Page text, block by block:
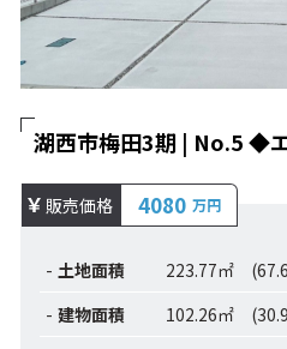
湖西市梅田3期 | No.5 ◆
販売価格 4080 万円
土地面積
223.77㎡
建物面積
102.26㎡